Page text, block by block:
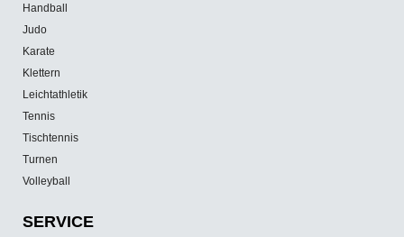
Handball
Judo
Karate
Klettern
Leichtathletik
Tennis
Tischtennis
Turnen
Volleyball
SERVICE